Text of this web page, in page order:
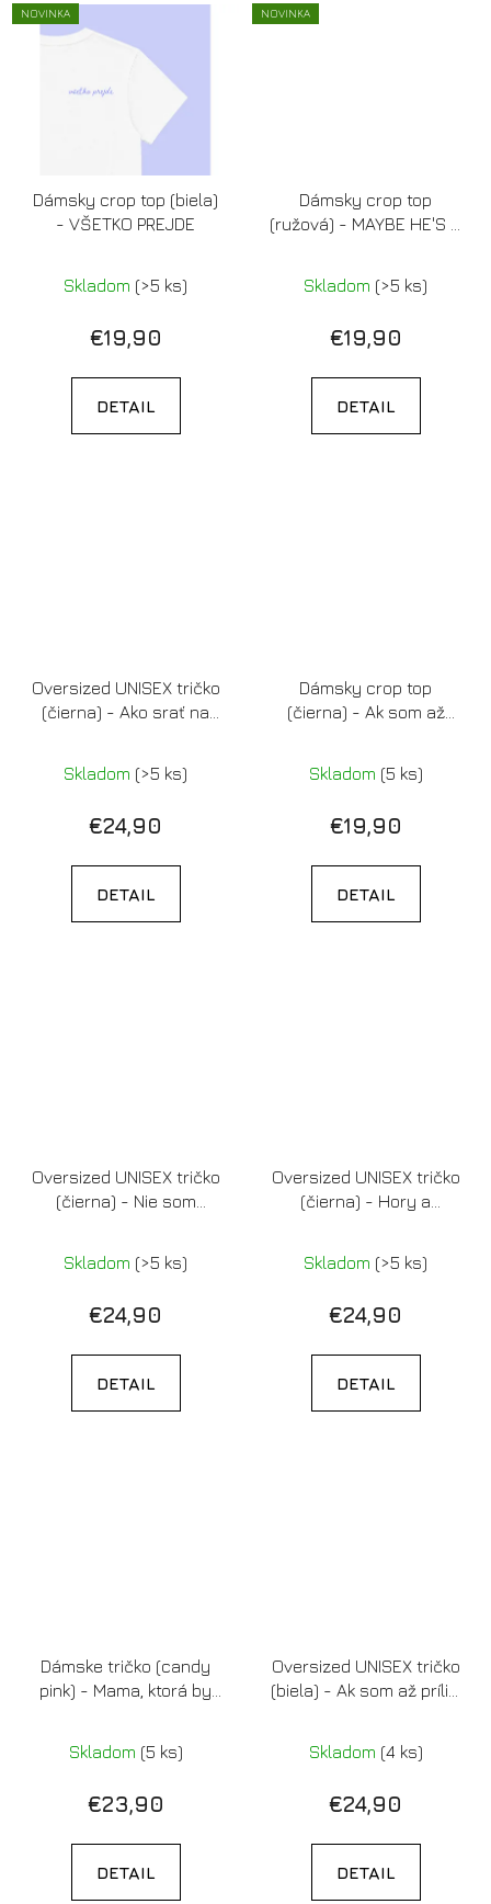
NOVINKA
Dámsky crop top (biela)
- VŠETKO PREJDE
Skladom (>5 ks)
€19,90
DETAIL
NOVINKA
Dámsky crop top
(ružová) - MAYBE HE'S A
Skladom (>5 ks)
€19,90
DETAIL
Oversized UNISEX tričko
(čierna) - Ako srať na
Skladom (>5 ks)
€24,90
DETAIL
Dámsky crop top
(čierna) - Ak som až
Skladom (5 ks)
€19,90
DETAIL
Oversized UNISEX tričko
(čierna) - Nie som
Skladom (>5 ks)
€24,90
DETAIL
Oversized UNISEX tričko
(čierna) - Hory a
Skladom (>5 ks)
€24,90
DETAIL
Dámske tričko (candy
pink) - Mama, ktorá by
Skladom (5 ks)
€23,90
DETAIL
Oversized UNISEX tričko
(biela) - Ak som až príliš,
Skladom (4 ks)
€24,90
DETAIL